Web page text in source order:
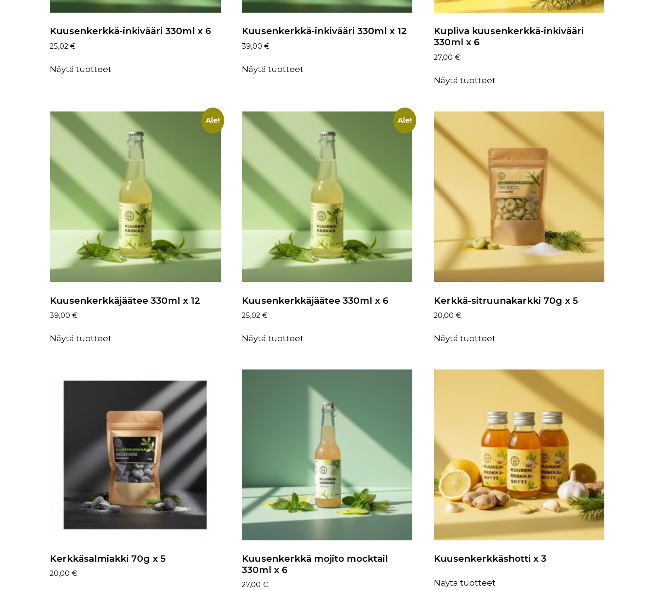
Kuusenkerkkä-inkivääri 330ml x 6
25,02 €
Näytä tuotteet
Kuusenkerkkä-inkivääri 330ml x 12
39,00 €
Näytä tuotteet
Kupliva kuusenkerkkä-inkivääri
330ml x 6
27,00 €
Näytä tuotteet
Ale!
Kuusenkerkkäjäätee 330ml x 12
39,00 €
Näytä tuotteet
Ale!
Kuusenkerkkäjäätee 330ml x 6
25,02 €
Näytä tuotteet
Kerkkä-sitruunakarkki 70g x 5
20,00 €
Näytä tuotteet
Kerkkäsalmiakki 70g x 5
20,00 €
Kuusenkerkkä mojito mocktail
330ml x 6
27,00 €
Kuusenkerkkäshotti x 3
Näytä tuotteet